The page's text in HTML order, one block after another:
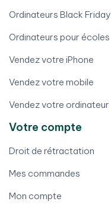
Ordinateurs Black Friday
Ordinateurs pour écoles
Vendez votre iPhone
Vendez votre mobile
Vendez votre ordinateur
Votre compte
Droit de rétractation
Mes commandes
Mon compte